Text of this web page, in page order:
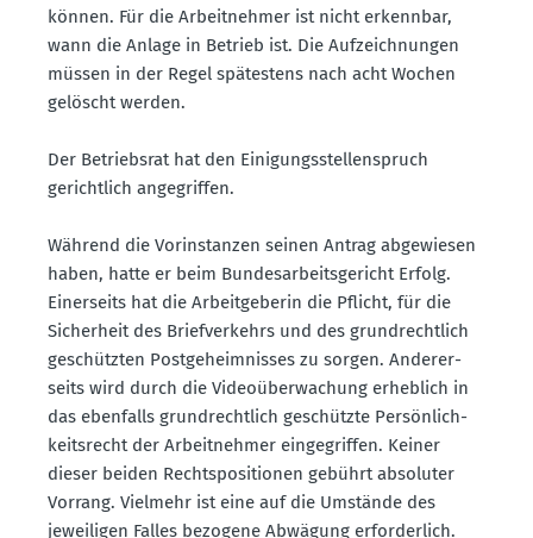
können. Für die Arbeit­nehmer ist nicht erkennbar,
wann die Anlage in Betrieb ist. Die Aufzeich­nungen
müssen in der Regel spätestens nach acht Wochen
gelöscht werden.
Der Betriebsrat hat den Einigungs­stel­len­spruch
gerichtlich angegriffen.
Während die Vorin­stanzen seinen Antrag abgewiesen
haben, hatte er beim Bundes­ar­beits­ge­richt Erfolg.
Einer­seits hat die Arbeit­ge­berin die Pflicht, für die
Sicherheit des Brief­ver­kehrs und des grund­rechtlich
geschützten Postge­heim­nisses zu sorgen. Anderer­
seits wird durch die Video­über­wa­chung erheblich in
das ebenfalls grund­rechtlich geschützte Persön­lich­
keits­recht der Arbeit­nehmer einge­griffen. Keiner
dieser beiden Rechts­po­si­tionen gebührt absoluter
Vorrang. Vielmehr ist eine auf die Umstände des
jewei­ligen Falles bezogene Abwägung erfor­derlich.